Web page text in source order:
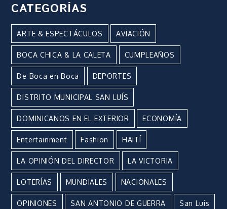
CATEGORÍAS
ARTE & ESPECTÁCULOS AVIACIÓN
BOCA CHICA & LA CALETA CUMPLEAÑOS
De Boca en Boca DEPORTES
DISTRITO MUNICIPAL SAN LUÍS
DOMINICANOS EN EL EXTERIOR ECONOMÍA
Entertainment Fashion HAITÍ
LA OPINIÓN DEL DIRECTOR LA VICTORIA
LOTERÍAS MUNDIALES NACIONALES
OPINIONES SAN ANTONIO DE GUERRA San Luis